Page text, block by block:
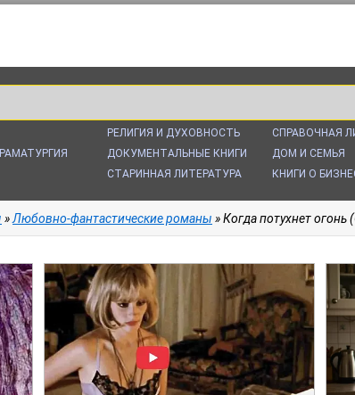
РЕЛИГИЯ И ДУХОВНОСТЬ
ДОКУМЕНТАЛЬНЫЕ КНИГИ
СТАРИННАЯ ЛИТЕРАТУРА
СПРАВОЧНАЯ
ДОМ И СЕМЬЯ
КНИГИ О
»Любовно-фантастические романы » Когда потухнет